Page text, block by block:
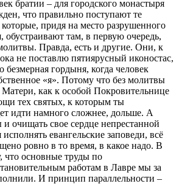
братии – для городского монастыря
что правильно поступают те
придя на место разрушенного
обустраивают там, в первую очередь,
Правда, есть и другие. Они, к
не поставлю пятиярусный иконостас,
безмерная гордыня, когда человек
«я». Потому что без молитвы
как к особой Покровительнице
тех святых, к которым ты
идти намного сложнее, дольше. А
и очищать свое сердце непрестанной
евангельские заповеди, всё
ровно в то время, в какое надо. В
что основные труды по
работам в Лавре мы за
И принцип параллельности –